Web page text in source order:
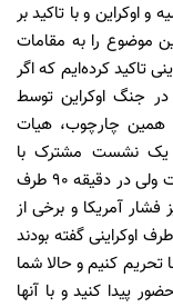
و اوکراین و با تاکید بر
موضوع را به مقامات
تاکید کرده‌ایم که اگر
در جنگ اوکراین توسط
همین چارچوب، هیات
یک نشست مشترک با
اوکراینی‌ها در این زمینه به یک کشور اروپایی رفت ولی در دقیقه ۹۰ طرف
آمریکا و برخی از
اوکراینی گفته بودند
تحریم کنیم و حالا شما
پیدا کنید و با آنها